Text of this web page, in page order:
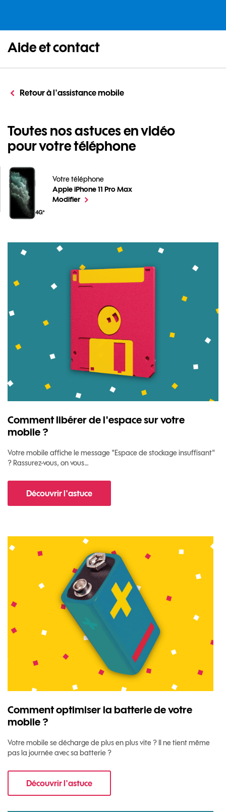
Aide et contact
Retour à l'assistance mobile
Toutes nos astuces en vidéo
pour votre téléphone
Votre téléphone
Apple iPhone 11 Pro Max
Toutes nos astuces en vidéo pour votre téléphone
Modifierle téléphone sélectionné
Comment libérer de l'espace sur votre
mobile ?
Votre mobile affiche le message "Espace de stockage insuffisant"
? Rassurez-vous, on vous…
Découvrir l'astucepour Comment libérer de l'espace sur votre
Comment optimiser la batterie de votre
mobile ?
Votre mobile se décharge de plus en plus vite ? Il ne tient même
pas la journée avec sa batterie ?
Découvrir l'astucepour Comment optimiser la batterie de